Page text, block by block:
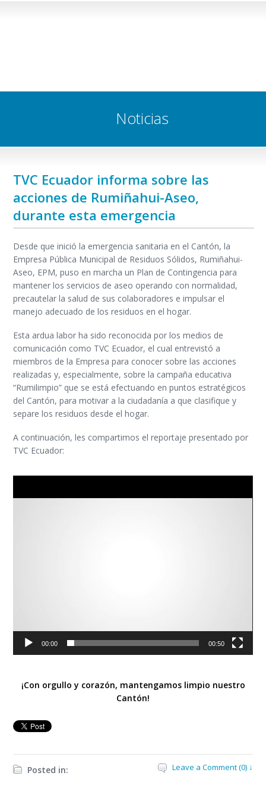
Noticias
TVC Ecuador informa sobre las
acciones de Rumiñahui-Aseo,
durante esta emergencia
Desde que inició la emergencia sanitaria en el Cantón, la
Empresa Pública Municipal de Residuos Sólidos, Rumiñahui-
Aseo, EPM, puso en marcha un Plan de Contingencia para
mantener los servicios de aseo operando con normalidad,
precautelar la salud de sus colaboradores e impulsar el
manejo adecuado de los residuos en el hogar.
Esta ardua labor ha sido reconocida por los medios de
comunicación como TVC Ecuador, el cual entrevistó a
miembros de la Empresa para conocer sobre las acciones
realizadas y, especialmente, sobre la campaña educativa
“Rumilimpio” que se está efectuando en puntos estratégicos
del Cantón, para motivar a la ciudadanía a que clasifique y
separe los residuos desde el hogar.
A continuación, les compartimos el reportaje presentado por
TVC Ecuador:
Reproductor
00:00 00:50
¡Con orgullo y corazón, mantengamos limpio nuestro
Cantón!
Posted in: Leave a Comment (0) ↓